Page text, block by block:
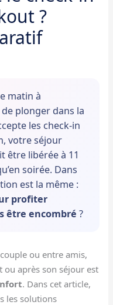
?
matin à
plonger dans la
les check-in
votre séjour
être libérée à 11
soirée. Dans
est la même :
profiter
être encombré ?
ou entre amis,
ou après son séjour est
. Dans cet article,
les solutions